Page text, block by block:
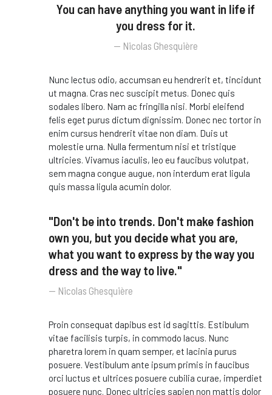
You can have anything you want in life if
you dress for it.
Nicolas Ghesquière
Nunc lectus odio, accumsan eu hendrerit et, tincidunt
ut magna. Cras nec suscipit metus. Donec quis
sodales libero. Nam ac fringilla nisi. Morbi eleifend
felis eget purus dictum dignissim. Donec nec tortor in
enim cursus hendrerit vitae non diam. Duis ut
molestie urna. Nulla fermentum nisi et tristique
ultricies. Vivamus iaculis, leo eu faucibus volutpat,
sem magna congue augue, non interdum erat ligula
quis massa ligula acumin dolor.
"Don't be into trends. Don't make fashion
own you, but you decide what you are,
what you want to express by the way you
dress and the way to live."
Nicolas Ghesquière
Proin consequat dapibus est id sagittis. Estibulum
vitae facilisis turpis, in commodo lacus. Nunc
pharetra lorem in quam semper, et lacinia purus
posuere. Vestibulum ante ipsum primis in faucibus
orci luctus et ultrices posuere cubilia curae, imperdiet
posuere nunc. Donec ultricies sapien non mattis dolor